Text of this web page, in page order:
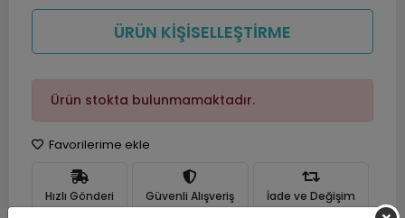
ÜRÜN KİŞİSELLEŞTİRME
Ürün stokta bulunmamaktadır.
Favorilerime ekle
Hızlı Gönderi Güvenli Alışveriş İade ve Değişim